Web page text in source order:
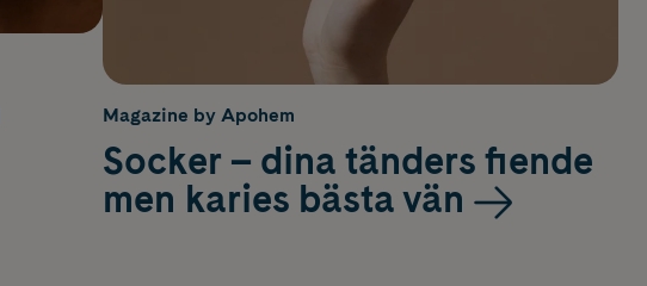
Magazine by Apohem
Socker – dina tänders fiende
men karies bästa vän